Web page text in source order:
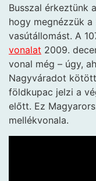
Busszal érkeztünk
hogy megnézzük
vasútállomást. A
vonalat 2009.
vonal még – úgy,
Nagyváradot
földkupac jelzi a
előtt. Ez
mellékvonala.